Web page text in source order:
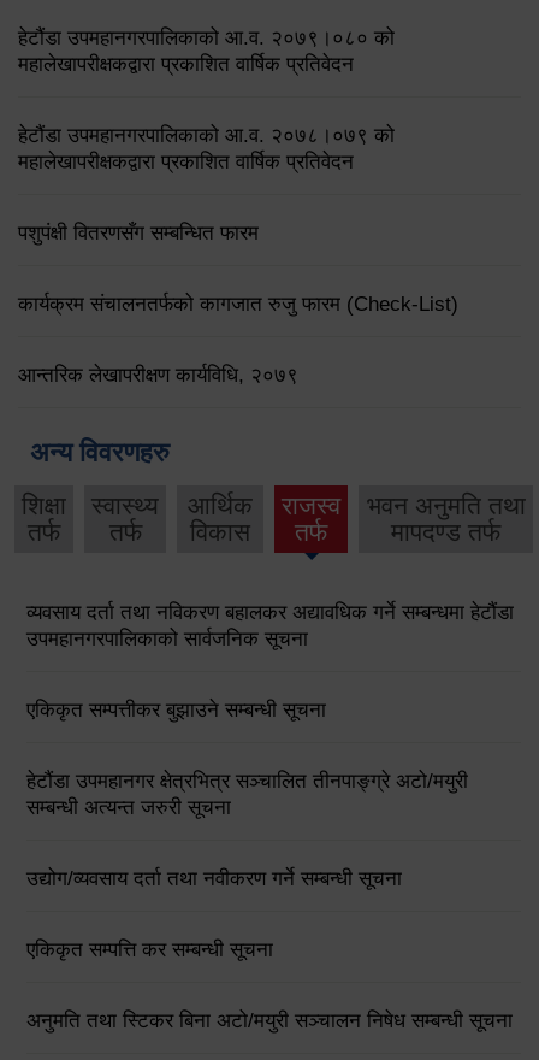
हेटौंडा उपमहानगरपालिकाको आ.व. २०७९।०८० को
महालेखापरीक्षकद्वारा प्रकाशित वार्षिक प्रतिवेदन
हेटौंडा उपमहानगरपालिकाको आ.व. २०७८।०७९ को
महालेखापरीक्षकद्वारा प्रकाशित वार्षिक प्रतिवेदन
पशुपंक्षी वितरणसँग सम्बन्धित फारम
कार्यक्रम संचालनतर्फको कागजात रुजु फारम (Check-List)
आन्तरिक लेखापरीक्षण कार्यविधि, २०७९
अन्य विवरणहरु
शिक्षा
तर्फ
स्वास्थ्य
तर्फ
आर्थिक
विकास
राजस्व
तर्फ
भवन अनुमति तथा
मापदण्ड तर्फ
व्यवसाय दर्ता तथा नविकरण बहालकर अद्यावधिक गर्ने सम्बन्धमा हेटौंडा
उपमहानगरपालिकाको सार्वजनिक सूचना
एकिकृत सम्पत्तीकर बुझाउने सम्बन्धी सूचना
हेटौंडा उपमहानगर क्षेत्रभित्र सञ्चालित तीनपाङ्ग्रे अटो/मयुरी
सम्बन्धी अत्यन्त जरुरी सूचना
उद्योग/व्यवसाय दर्ता तथा नवीकरण गर्ने सम्बन्धी सूचना
एकिकृत सम्पत्ति कर सम्बन्धी सूचना
अनुमति तथा स्टिकर बिना अटो/मयुरी सञ्चालन निषेध सम्बन्धी सूचना